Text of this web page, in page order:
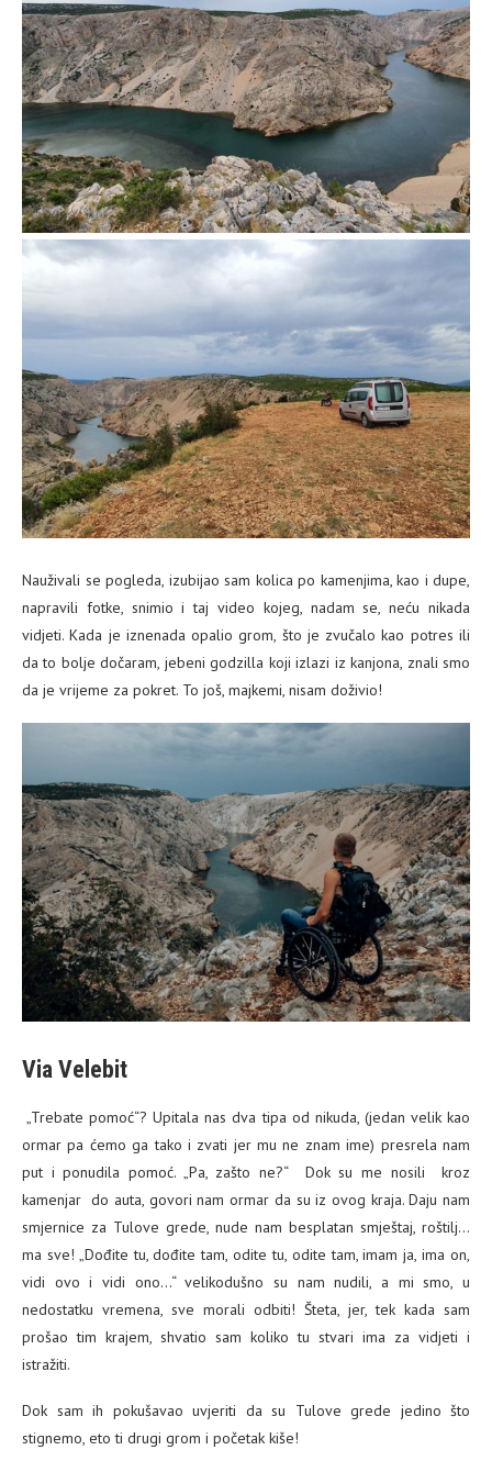
Nauživali se pogleda, izubijao sam kolica po kamenjima, kao i dupe,
napravili fotke, snimio i taj video kojeg, nadam se, neću nikada
vidjeti. Kada je iznenada opalio grom, što je zvučalo kao potres ili
da to bolje dočaram, jebeni godzilla koji izlazi iz kanjona, znali smo
da je vrijeme za pokret. To još, majkemi, nisam doživio!
Via Velebit
„Trebate pomoć“? Upitala nas dva tipa od nikuda, (jedan velik kao
ormar pa ćemo ga tako i zvati jer mu ne znam ime) presrela nam
put i ponudila pomoć. „Pa, zašto ne?“ Dok su me nosili kroz
kamenjar do auta, govori nam ormar da su iz ovog kraja. Daju nam
smjernice za Tulove grede, nude nam besplatan smještaj, roštilj…
ma sve! „Dođite tu, dođite tam, odite tu, odite tam, imam ja, ima on,
vidi ovo i vidi ono…“ velikodušno su nam nudili, a mi smo, u
nedostatku vremena, sve morali odbiti! Šteta, jer, tek kada sam
prošao tim krajem, shvatio sam koliko tu stvari ima za vidjeti i
istražiti.
Dok sam ih pokušavao uvjeriti da su Tulove grede jedino što
stignemo, eto ti drugi grom i početak kiše!